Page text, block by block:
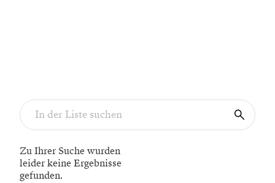
Zu Ihrer Suche wurden
leider keine Ergebnisse
gefunden.